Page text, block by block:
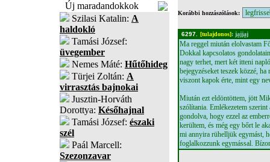
Új maradandokkok
Szilasi Katalin: A
haldokló
Tamási József:
üvegember
Nemes Máté: Hűtőhideg
Türjei Zoltán: A
virrasztás bajnokai
Jusztin-Horváth
Dorottya: Későhajnal
Tamási József: északi
szél
Paál Marcell:
Szezonzavar
Korábbi hozzászólások:
6297. [tulajdonos]: jajjaj
Ma reggel miután elolvastam
Dokkal kapcsolatos
nagy terhet, mert két itteni
bejegyzéseket teszek közzé,
viszont kapok érte, mint egy
Miután ezt eldöntöttem, jött
szólítania. Emlékezetem
gondolva, hogy ezzel az
kerültem, és még egy bőrt le
mi annyira rühelljük egymást,
foglalkozzunk egymással.